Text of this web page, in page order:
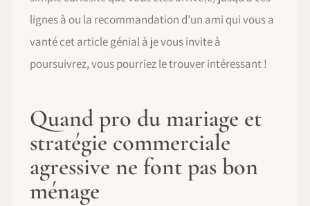
lignes à ou la recommandation d’un ami qui vous a
vanté cet article génial à je vous invite à
poursuivrez, vous pourriez le trouver intéressant !
Quand pro du mariage et
stratégie commerciale
agressive ne font pas bon
ménage